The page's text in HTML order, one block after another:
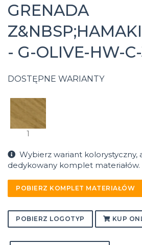
GRENADA
- G-OLIVE-HW-
DOSTĘPNE WARIANTY
1
Wybierz wariant kolorystyczny,
dedykowany komplet materiałów.
POBIERZ KOMPLET MATERIAŁÓW
POBIERZ LOGOTYP KUP